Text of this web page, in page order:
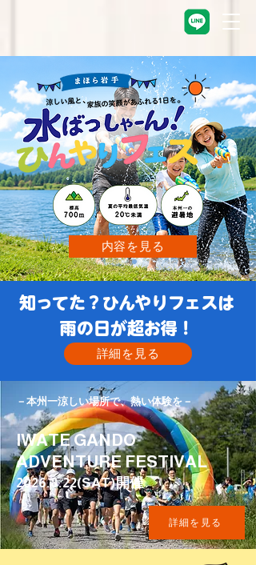
内容を見る
知ってた？ひんやりフェスは
雨の日が超お得！
詳細を見る
－本州一涼しい場所で、熱い体験を－
IWATE GANDO
ADVENTURE FESTIVAL
2026.8.22(SAT)開催
詳細を見る